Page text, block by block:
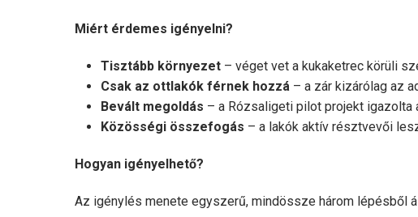
Miért érdemes igényelni?
Tisztább környezet– véget vet a kukaketrec körüli
Csak az ottlakók férnek hozzá– a zár kizárólag az
Bevált megoldás – a Rózsaligeti pilot projekt igazolta
Közösségi összefogás – a lakók aktív résztvevői
Hogyan igényelhető?
Az igénylés menete egyszerű, mindössze három lépésből